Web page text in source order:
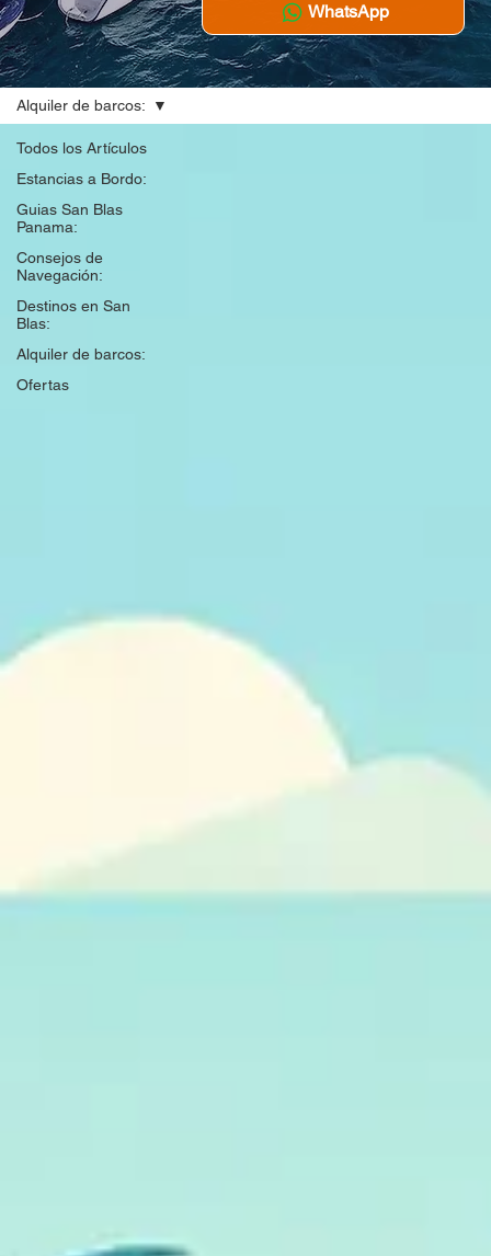
WhatsApp
Todos los Artículos
Estancias a Bordo:
Guias San Blas
Panama:
Consejos de
Navegación:
Destinos en San
Blas:
Alquiler de barcos:
Ofertas
Alquiler de barcos: